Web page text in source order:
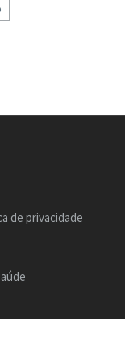
de privacidade